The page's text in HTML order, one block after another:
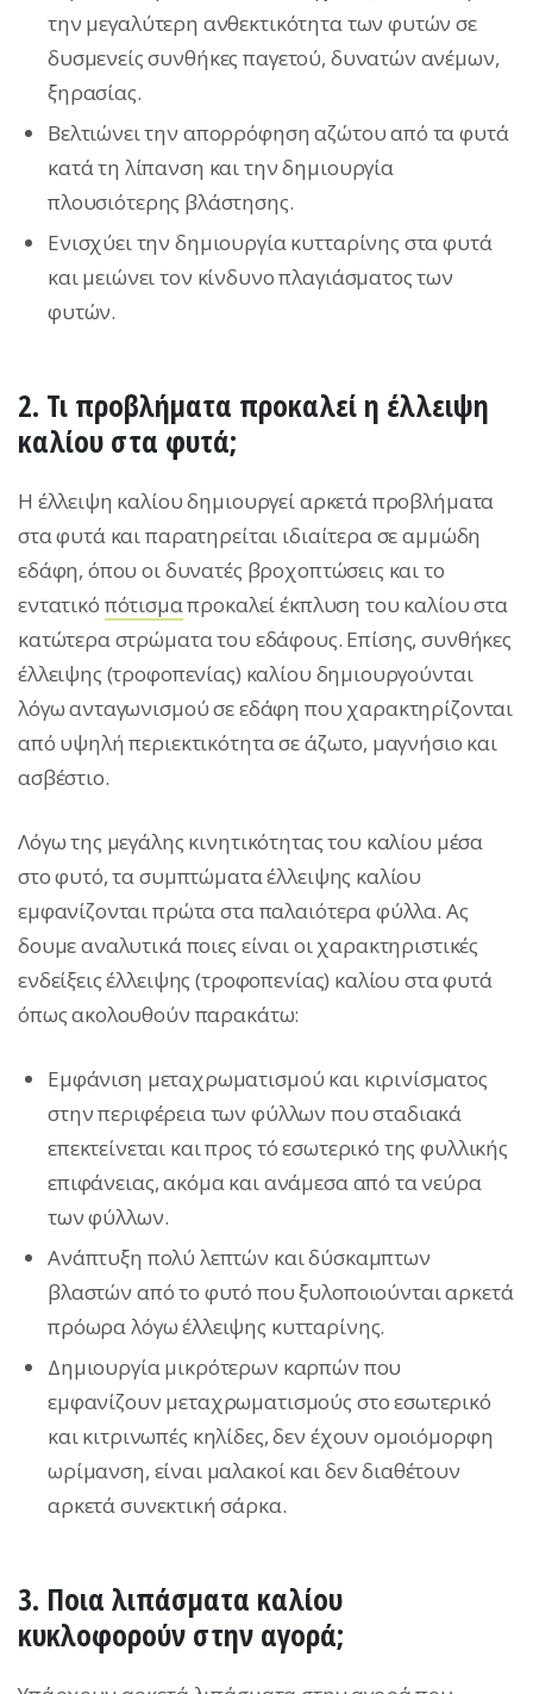
την μεγαλύτερη ανθεκτικότητα των φυτών σε
δυσμενείς συνθήκες παγετού, δυνατών ανέμων,
ξηρασίας.
Βελτιώνει την απορρόφηση αζώτου από τα φυτά
κατά τη λίπανση και την δημιουργία
πλουσιότερης βλάστησης.
Ενισχύει την δημιουργία κυτταρίνης στα φυτά
και μειώνει τον κίνδυνο πλαγιάσματος των
φυτών.
2. Τι προβλήματα προκαλεί η έλλειψη
καλίου στα φυτά;
H έλλειψη καλίου δημιουργεί αρκετά προβλήματα
στα φυτά και παρατηρείται ιδιαίτερα σε αμμώδη
εδάφη, όπου οι δυνατές βροχοπτώσεις και το
εντατικό πότισμαπροκαλεί έκπλυση του καλίου στα
κατώτερα στρώματα του εδάφους. Επίσης, συνθήκες
έλλειψης (τροφοπενίας) καλίου δημιουργούνται
λόγω ανταγωνισμού σε εδάφη που χαρακτηρίζονται
από υψηλή περιεκτικότητα σε άζωτο, μαγνήσιο και
ασβέστιο.
Λόγω της μεγάλης κινητικότητας του καλίου μέσα
στο φυτό, τα συμπτώματα έλλειψης καλίου
εμφανίζονται πρώτα στα παλαιότερα φύλλα. Ας
δουμε αναλυτικά ποιες είναι οι χαρακτηριστικές
ενδείξεις έλλειψης (τροφοπενίας) καλίου στα φυτά
όπως ακολουθούν παρακάτω:
Εμφάνιση μεταχρωματισμού και κιρινίσματος
στην περιφέρεια των φύλλων που σταδιακά
επεκτείνεται και προς τό εσωτερικό της φυλλικής
επιφάνειας, ακόμα και ανάμεσα από τα νεύρα
των φύλλων.
Ανάπτυξη πολύ λεπτών και δύσκαμπτων
βλαστών από το φυτό που ξυλοποιούνται αρκετά
πρόωρα λόγω έλλειψης κυτταρίνης.
Δημιουργία μικρότερων καρπών που
εμφανίζουν μεταχρωματισμούς στο εσωτερικό
και κιτρινωπές κηλίδες, δεν έχουν ομοιόμορφη
ωρίμανση, είναι μαλακοί και δεν διαθέτουν
αρκετά συνεκτική σάρκα.
3. Ποια λιπάσματα καλίου
κυκλοφορούν στην αγορά;